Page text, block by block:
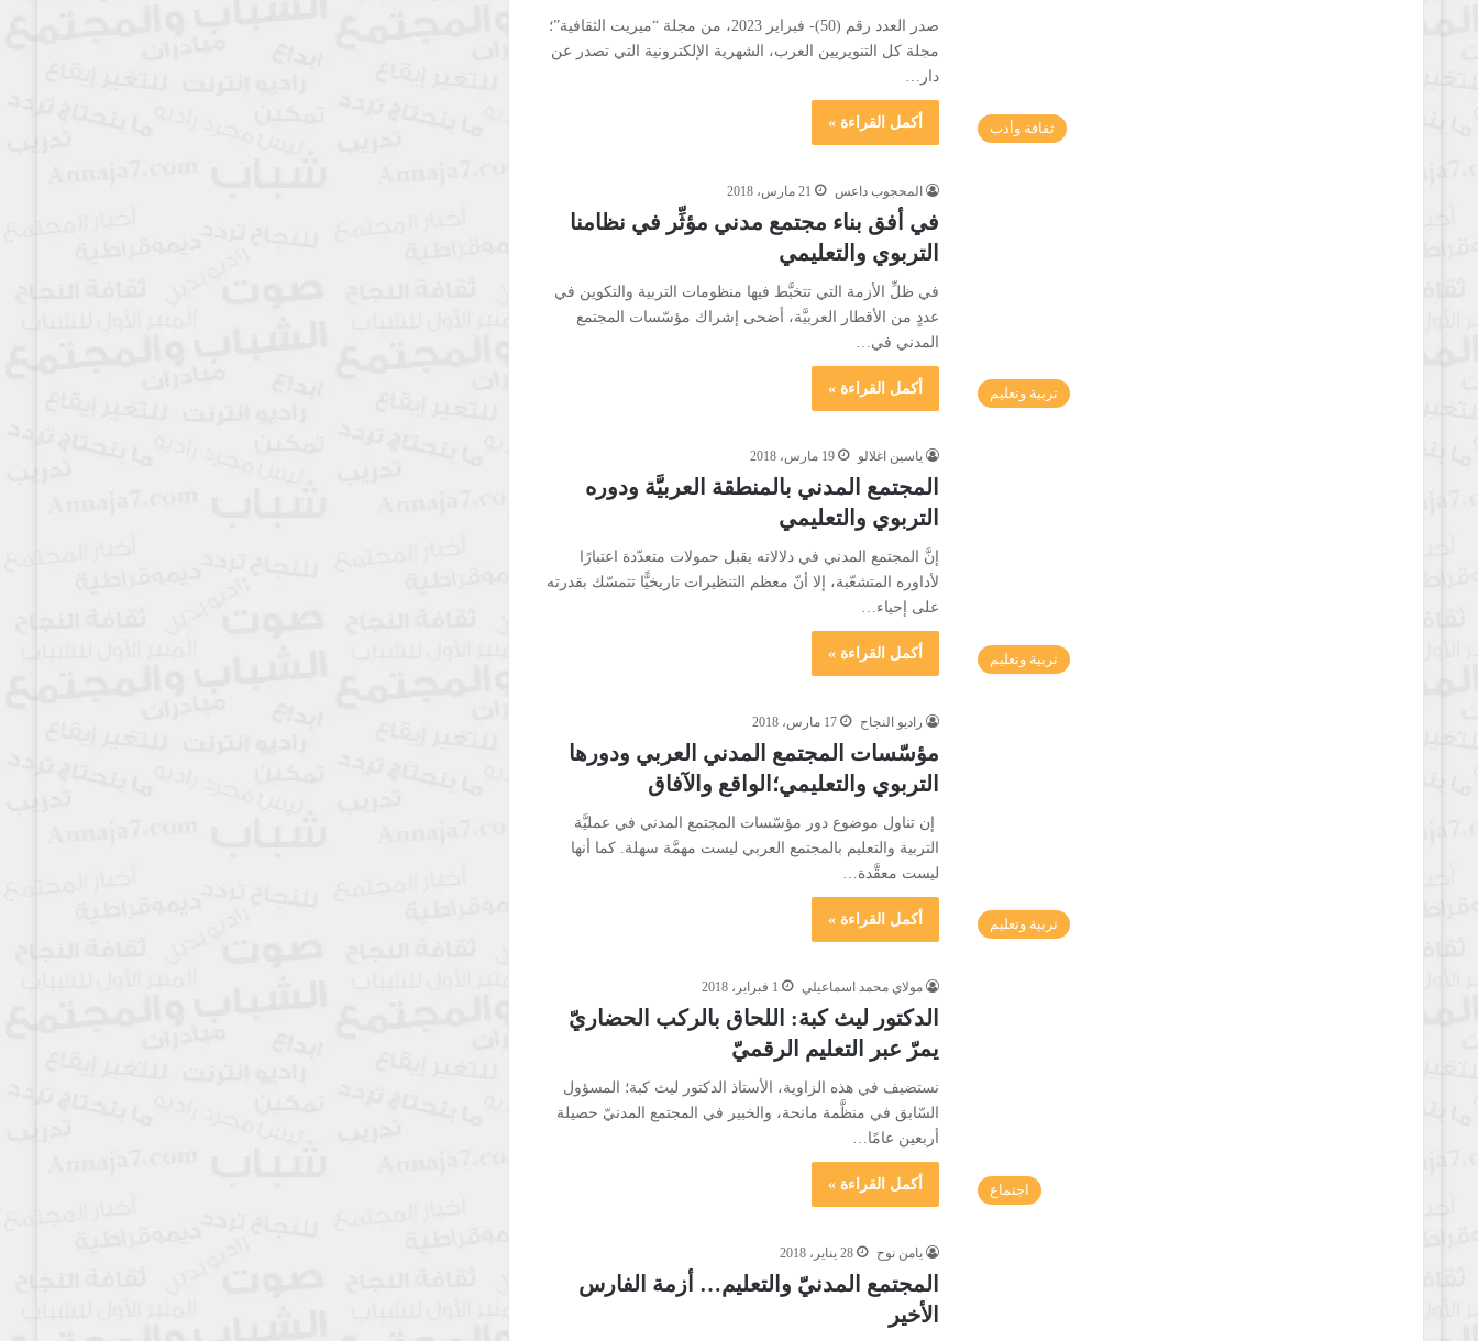
ثقافة وأدب
صدر العدد رقم (50)- فبراير 2023، من مجلة “ميريت الثقافية”؛
مجلة كل التنويريين العرب، الشهرية الإلكترونية التي تصدر عن
دار…
أكمل القراءة »
تربية وتعليم
المحجوب داعس 21 مارس، 2018
في أفق بناء مجتمع مدني مؤثِّر في نظامنا
التربوي والتعليمي
في ظلِّ الأزمة التي تتخبَّط فيها منظومات التربية والتكوين في
عددٍ من الأقطار العربيَّة، أضحى إشراك مؤسّسات المجتمع
المدني في…
أكمل القراءة »
تربية وتعليم
ياسين اغلالو 19 مارس، 2018
المجتمع المدني بالمنطقة العربيَّة ودوره
التربوي والتعليمي
إنَّ المجتمع المدني في دلالاته يقبل حمولات متعدّدة اعتبارًا
لأداوره المتشعّبة، إلا أنّ معظم التنظيرات تاريخيًّا تتمسّك بقدرته
على إحياء…
أكمل القراءة »
تربية وتعليم
راديو النجاح 17 مارس، 2018
مؤسّسات المجتمع المدني العربي ودورها
التربوي والتعليمي؛الواقع والآفاق
إن تناول موضوع دور مؤسّسات المجتمع المدني في عمليَّة
التربية والتعليم بالمجتمع العربي ليست مهمَّة سهلة. كما أنها
ليست معقَّدة…
أكمل القراءة »
اجتماع
مولاي محمد اسماعيلي 1 فبراير، 2018
الدكتور ليث كبة: اللحاق بالركب الحضاريّ
يمرّ عبر التعليم الرقميّ
نستضيف في هذه الزاوية، الأستاذ الدكتور ليث كبة؛ المسؤول
السّابق في منظَّمة مانحة، والخبير في المجتمع المدنيّ حصيلة
أربعين عامًا…
أكمل القراءة »
يامن نوح 28 يناير، 2018
المجتمع المدنيّ والتعليم… أزمة الفارس
الأخير